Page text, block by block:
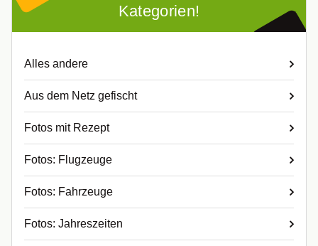
Kategorien!
Alles andere
Aus dem Netz gefischt
Fotos mit Rezept
Fotos: Flugzeuge
Fotos: Fahrzeuge
Fotos: Jahreszeiten